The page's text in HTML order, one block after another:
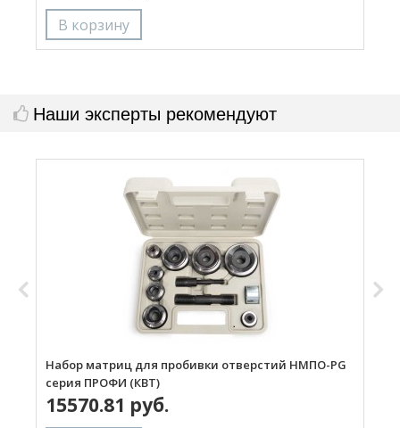
Наши эксперты рекомендуют
Набор матриц для пробивки отверстий НМПО-PG
серия ПРОФИ (КВТ)
15570.81 руб.